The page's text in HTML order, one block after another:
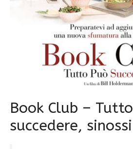
Book Club –
succedere,